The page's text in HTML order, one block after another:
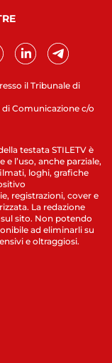
il Tribunale di
Comunicazione c/o
testata STILETV è
l’uso, anche parziale,
loghi, grafiche
registrazioni, cover e
La redazione
sito. Non potendo
ad eliminarli su
e oltraggiosi.